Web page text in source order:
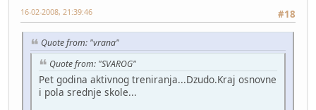
#18
16-02-2008, 21:39:46
Quote from: "vrana"
Quote from: "SVAROG"
Pet godina aktivnog treniranja...Dzudo.Kraj osnovne
i pola srednje skole...